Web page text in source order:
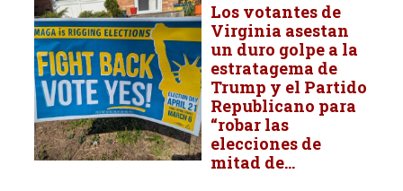
Los votantes de
Virginia asestan
un duro golpe a la
estratagema de
Trump y el Partido
Republicano para
“robar las
elecciones de
mitad de...